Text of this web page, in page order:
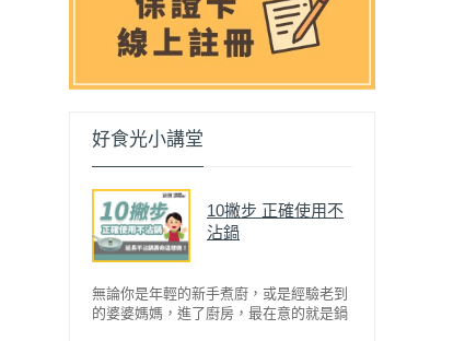
好食光小講堂
10撇步 正確使用不
沾鍋
無論你是年輕的新手煮廚，或是經驗老到
的婆婆媽媽，進了廚房，最在意的就是鍋